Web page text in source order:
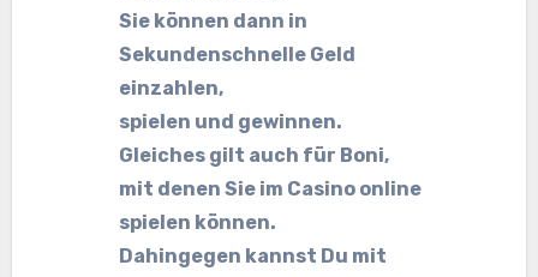
Sie können dann in
Sekundenschnelle Geld
einzahlen,
spielen und gewinnen.
Gleiches gilt auch für Boni,
mit denen Sie im Casino online
spielen können.
Dahingegen kannst Du mit